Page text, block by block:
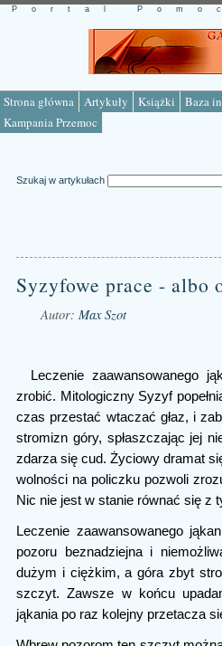
Strona główna Artykuły Książki
Baza
Kampania Przemoc
Portal
Szukaj w artykułach
Syzyfowe prace -
Autor: Max Szot
Leczenie zaawansowanego
zrobić. Mitologiczny Syzyf
czas przestać wtaczać głaz, i
stromizn góry, spłaszczając jej
zdarza się cud. Życiowy dramat
wolności na policzku pozwoli
Nic nie jest w stanie równać się z
Leczenie zaawansowanego
pozoru beznadziejna i
dużym i ciężkim, a góra zbyt
szczyt. Zawsze w końcu
jąkania po raz kolejny przetacza